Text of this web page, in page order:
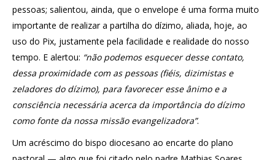
pessoas; salientou, ainda, que o envelope é uma forma muito
importante de realizar a partilha do dízimo, aliada, hoje, ao
uso do Pix, justamente pela facilidade e realidade do nosso
tempo. E alertou: “não podemos esquecer desse contato,
dessa proximidade com as pessoas (fiéis, dizimistas e
zeladores do dízimo), para favorecer esse ânimo e a
consciência necessária acerca da importância do dízimo
como fonte da nossa missão evangelizadora”.
Um acréscimo do bispo diocesano ao encarte do plano